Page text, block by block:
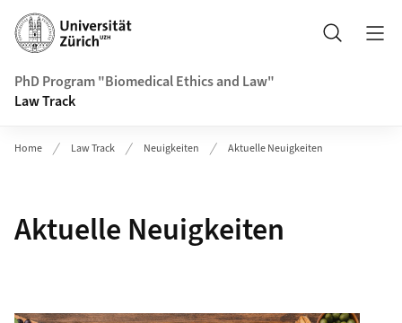
Header
Suche
PhD Program "Biomedical Ethics and Law"
Law Track
Home Law Track Neuigkeiten Aktuelle Neuigkeiten
Aktuelle Neuigkeiten